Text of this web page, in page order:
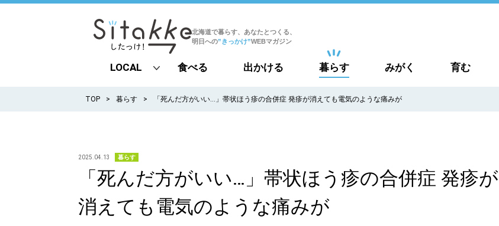
北海道で暮らす、あなたとつくる、
明日への”きっかけ”WEBマガジン
LOCAL
all
道北
道南
道東
食べる 出かける 暮らす みがく 育む
TOP 暮らす 「死んだ方がいい…」帯状ほう疹の合併症 発疹が消えても電気のような痛みが
2025.04.13 暮らす
「死んだ方がいい…」帯状ほう疹の合併症 発疹が
消えても電気のような痛みが